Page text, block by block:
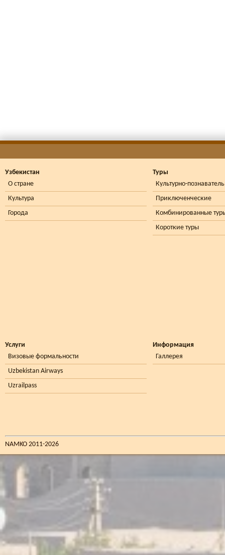
Узбекистан
О стране
Культура
Города
Туры
Культурно-
Приключенческие
Комбинированные
Короткие туры
Услуги
Визовые формальности
Uzbekistan Airways
Uzrailpass
Информация
Галлерея
NAMKO 2011-2026